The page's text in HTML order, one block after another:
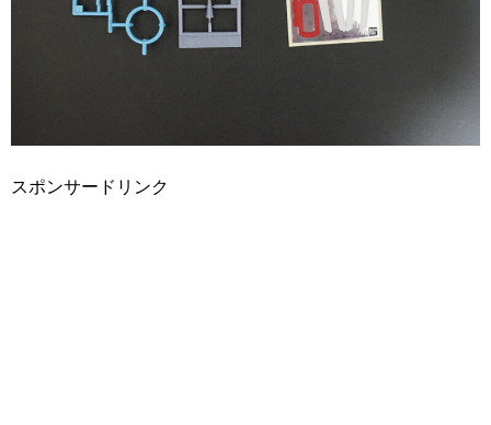
スポンサードリンク